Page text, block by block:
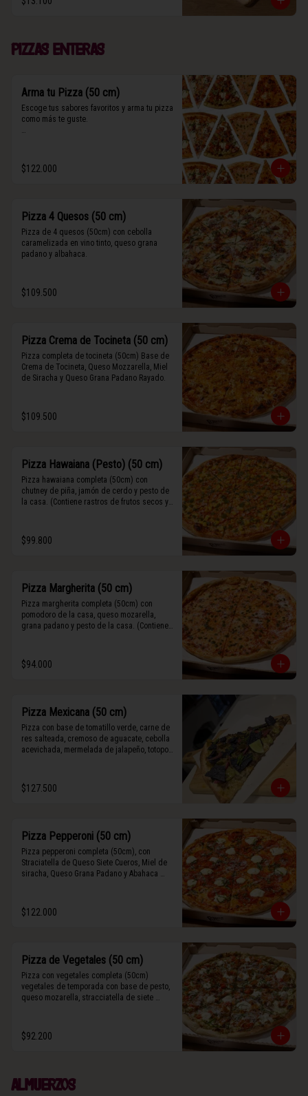
Pizzas enteras
Arma tu Pizza (50 cm)
Escoge tus sabores favoritos y arma tu pizza
como más te guste.
secos y maní.
$122.000
Pizza 4 Quesos (50 cm)
Pizza de 4 quesos (50cm) con cebolla
caramelizada en vino tinto, queso grana
padano y albahaca.
$109.500
Pizza Crema de Tocineta (50 cm)
Pizza completa de tocineta (50cm) Base de
Crema de Tocineta, Queso Mozzarella, Miel
de Siracha y Queso Grana Padano Rayado.
$109.500
Pizza Hawaiana (Pesto) (50 cm)
Pizza hawaiana completa (50cm) con
chutney de piña, jamón de cerdo y pesto de
la casa. (Contiene rastros de frutos secos y
$99.800
Pizza Margherita (50 cm)
Pizza margherita completa (50cm) con
pomodoro de la casa, queso mozarella,
grana padano y pesto de la casa. (Contiene
$94.000
Pizza Mexicana (50 cm)
Pizza con base de tomatillo verde, carne de
res salteada, cremoso de aguacate, cebolla
acevichada, mermelada de jalapeño, totopos
$127.500
Pizza Pepperoni (50 cm)
Pizza pepperoni completa (50cm), con
Straciatella de Queso Siete Cueros, Miel de
siracha, Queso Grana Padano y Abahaca
$122.000
Pizza de Vegetales (50 cm)
Pizza con vegetales completa (50cm)
vegetales de temporada con base de pesto,
queso mozarella, stracciatella de siete
padano y albahaca fresca.
$92.200
Almuerzos